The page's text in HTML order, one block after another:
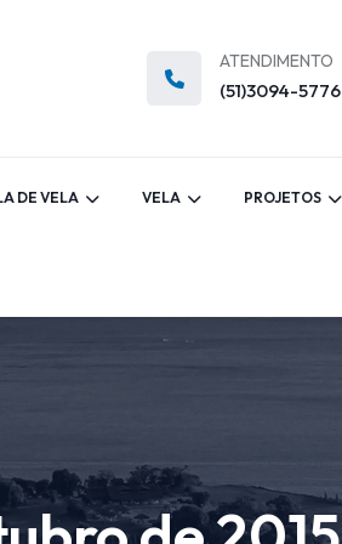
ATENDIMENTO
(51)3094-5776
DE VELA VELA PROJETOS